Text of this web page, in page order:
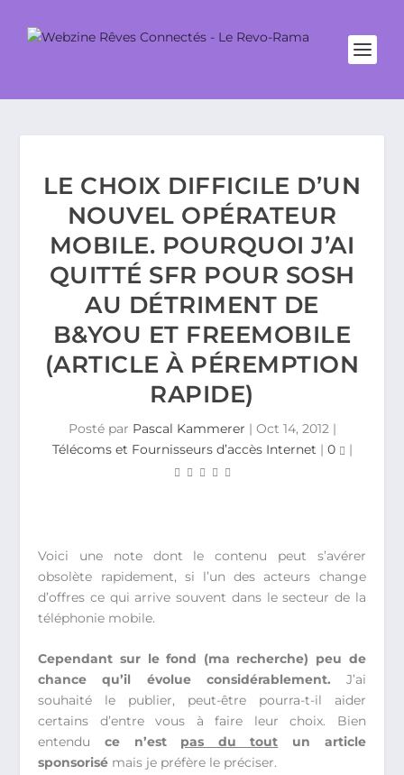
LE CHOIX DIFFICILE D’UN
NOUVEL OPÉRATEUR
MOBILE. POURQUOI J’AI
QUITTÉ SFR POUR SOSH
AU DÉTRIMENT DE
B&YOU ET FREEMOBILE
(ARTICLE À PÉREMPTION
RAPIDE)
Posté par Pascal Kammerer | Oct 14, 2012|
Télécoms et Fournisseurs d’accès Internet | 0 |
Voici une note dont le contenu peut s’avérer
obsolète rapidement, si l’un des acteurs change
d’offres ce qui arrive souvent dans le secteur de la
téléphonie mobile.
Cependant sur le fond (ma recherche) peu de
chance qu’il évolue considérablement. J’ai
souhaité le publier, peut-être pourra-t-il aider
certains d’entre vous à faire leur choix. Bien
entenduce n’est pas du tout un article
sponsorisé mais je préfère le préciser.